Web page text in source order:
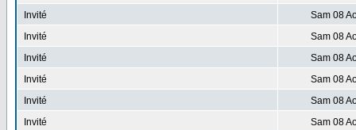
Invité
Sam 08
Invité
Sam 08
Invité
Sam 08
Invité
Sam 08
Invité
Sam 08
Invité
Sam 08